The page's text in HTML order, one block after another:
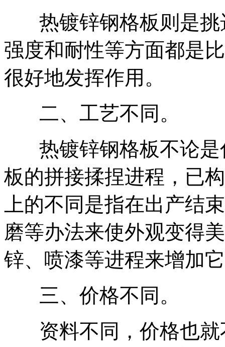
热镀锌钢格板则是
强度和耐性等方面都是
很好地发挥作用。
二、工艺不同。
热镀锌钢格板不论
板的拼接揉捏进程，已
上的不同是指在出产结
磨等办法来使外观变得
锌、喷漆等进程来增加
三、价格不同。
资料不同，价格也